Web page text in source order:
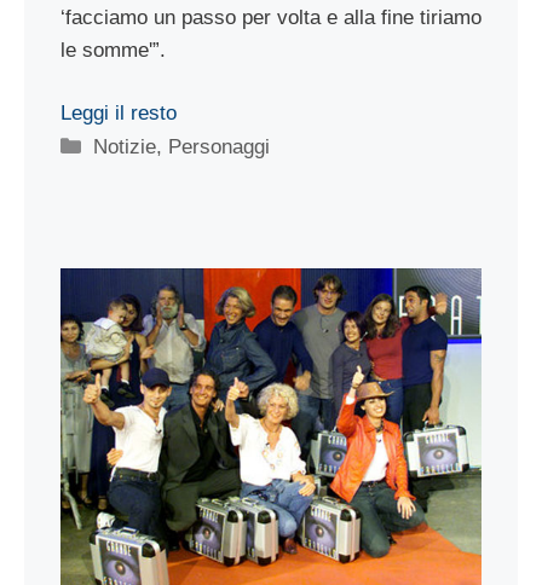
‘facciamo un passo per volta e alla fine tiriamo
le somme'”.
Leggi il resto
Categorie
Notizie, Personaggi